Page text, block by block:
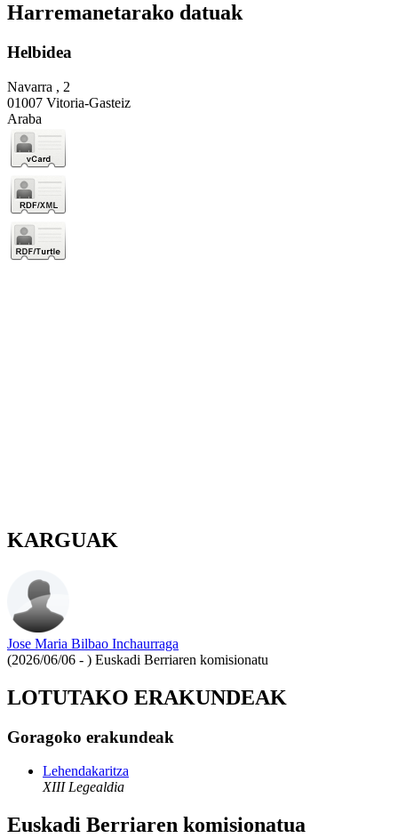
Harremanetarako datuak
Helbidea
Navarra , 2
01007 Vitoria-Gasteiz
Araba
KARGUAK
Jose Maria Bilbao Inchaurraga
(2026/06/06 - ) Euskadi Berriaren komisionatu
LOTUTAKO ERAKUNDEAK
Goragoko erakundeak
Lehendakaritza
XIII Legealdia
Euskadi Berriaren komisionatua